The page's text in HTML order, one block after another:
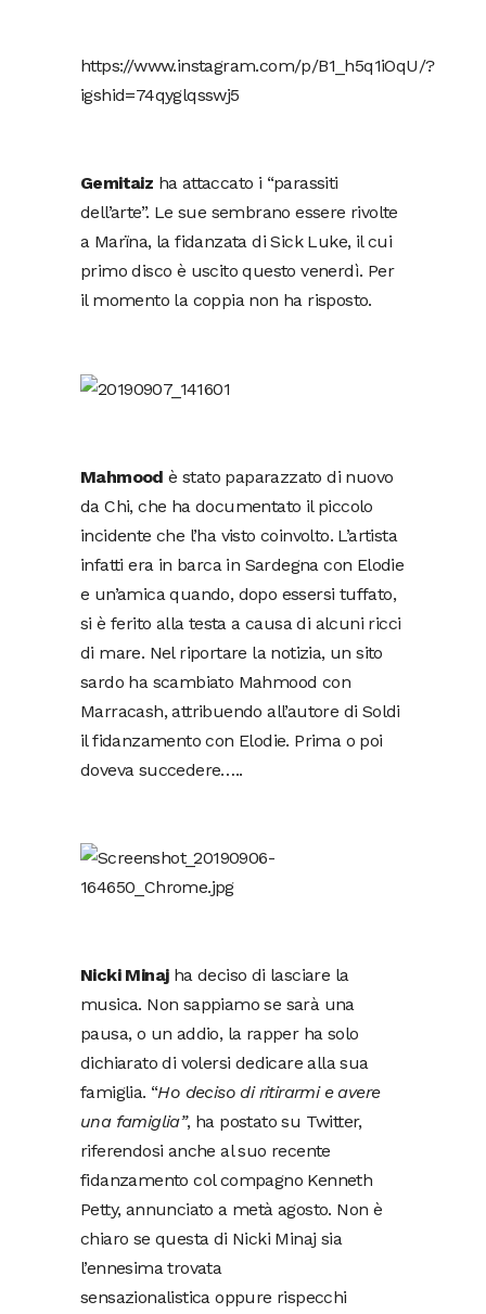
https://www.instagram.com/p/B1_h5q1iOqU/?
igshid=74qyglqsswj5
Gemitaiz ha attaccato i “parassiti
dell’arte”. Le sue sembrano essere rivolte
a Marïna, la fidanzata di Sick Luke, il cui
primo disco è uscito questo venerdì. Per
il momento la coppia non ha risposto.
Mahmood è stato paparazzato di nuovo
da Chi, che ha documentato il piccolo
incidente che l’ha visto coinvolto. L’artista
infatti era in barca in Sardegna con Elodie
e un’amica quando, dopo essersi tuffato,
si è ferito alla testa a causa di alcuni ricci
di mare. Nel riportare la notizia, un sito
sardo ha scambiato Mahmood con
Marracash, attribuendo all’autore di Soldi
il fidanzamento con Elodie. Prima o poi
doveva succedere…..
Nicki Minajha deciso di lasciare la
musica. Non sappiamo se sarà una
pausa, o un addio, la rapper ha solo
dichiarato di volersi dedicare alla sua
famiglia. “Ho deciso di ritirarmi e avere
una famiglia”, ha postato su Twitter,
riferendosi anche al suo recente
fidanzamento col compagno Kenneth
Petty, annunciato a metà agosto. Non è
chiaro se questa di Nicki Minaj sia
l’ennesima trovata
sensazionalistica oppure rispecchi